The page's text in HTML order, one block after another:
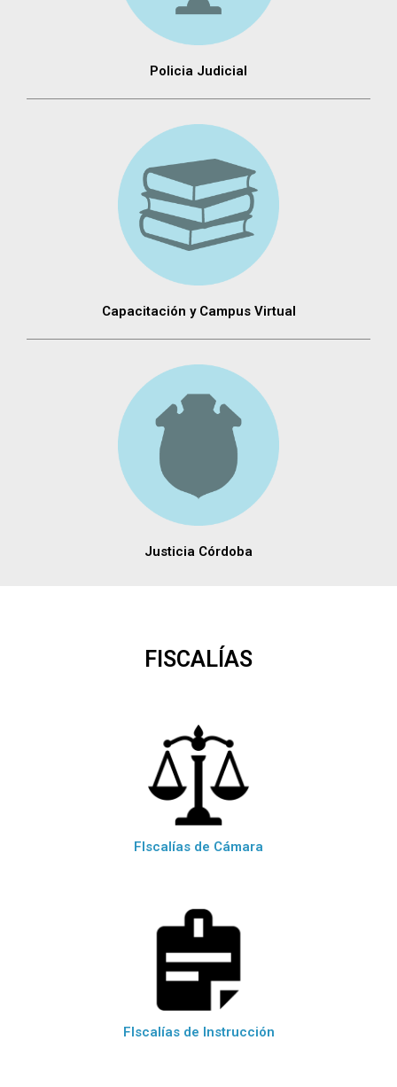
Policia Judicial
Capacitación y Campus Virtual
Justicia Córdoba
FISCALÍAS
FIscalías de Cámara
FIscalías de Instrucción